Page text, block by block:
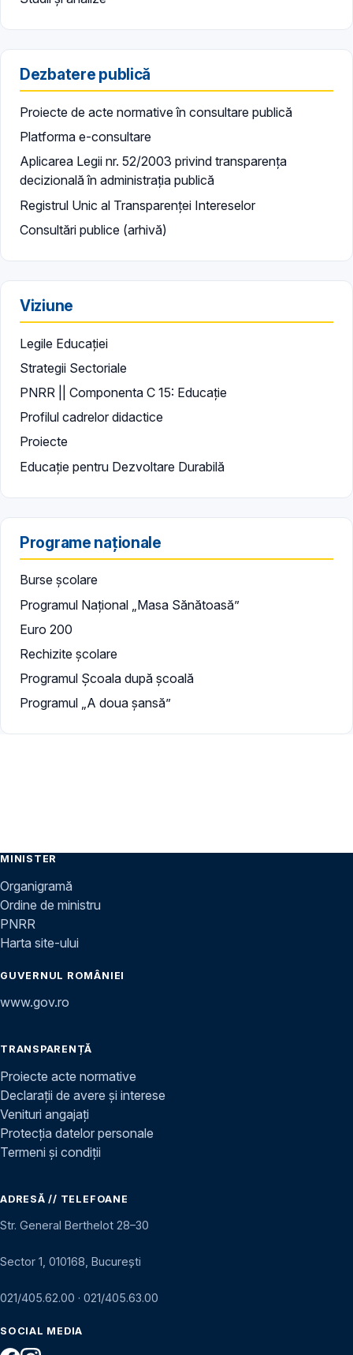
Dezbatere publică
Proiecte de acte normative în consultare publică
Platforma e-consultare
Aplicarea Legii nr. 52/2003 privind transparența
decizională în administrația publică
Registrul Unic al Transparenței Intereselor
Consultări publice (arhivă)
Viziune
Legile Educației
Strategii Sectoriale
PNRR || Componenta C 15: Educație
Profilul cadrelor didactice
Proiecte
Educație pentru Dezvoltare Durabilă
Programe naționale
Burse școlare
Programul Național „Masa Sănătoasă”
Euro 200
Rechizite școlare
Programul Școala după școală
Programul „A doua şansă”
MINISTER
Organigramă
Ordine de ministru
PNRR
Harta site-ului
GUVERNUL ROMÂNIEI
www.gov.ro
TRANSPARENȚĂ
Proiecte acte normative
Declarații de avere și interese
Venituri angajați
Protecția datelor personale
Termeni și condiții
ADRESĂ // TELEFOANE
Str. General Berthelot 28–30
Sector 1, 010168, București
021/405.62.00 · 021/405.63.00
SOCIAL MEDIA